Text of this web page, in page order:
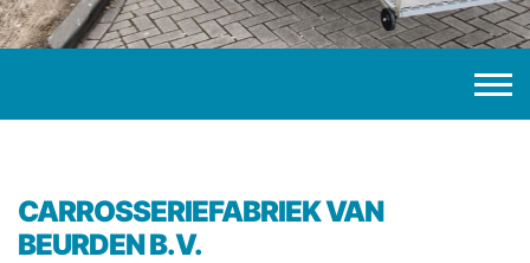
CARROSSERIEFABRIEK VAN
BEURDEN B.V.